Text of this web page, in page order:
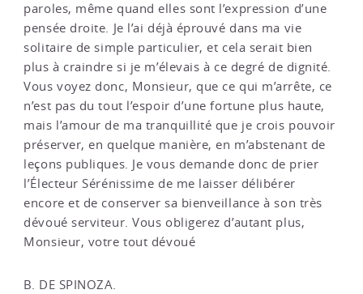
paroles, même quand elles sont l’expression d’une
pensée droite. Je l’ai déjà éprouvé dans ma vie
solitaire de simple particulier, et cela serait bien
plus à craindre si je m’élevais à ce degré de dignité.
Vous voyez donc, Monsieur, que ce qui m’arrête, ce
n’est pas du tout l’espoir d’une fortune plus haute,
mais l’amour de ma tranquillité que je crois pouvoir
préserver, en quelque manière, en m’abstenant de
leçons publiques. Je vous demande donc de prier
l’Électeur Sérénissime de me laisser délibérer
encore et de conserver sa bienveillance à son très
dévoué serviteur. Vous obligerez d’autant plus,
Monsieur, votre tout dévoué
B. DE SPINOZA.